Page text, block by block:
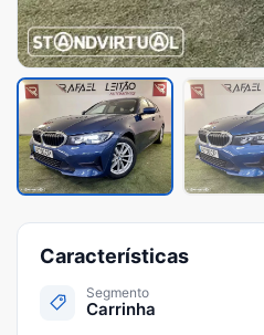
Características
Segmento
Carrinha